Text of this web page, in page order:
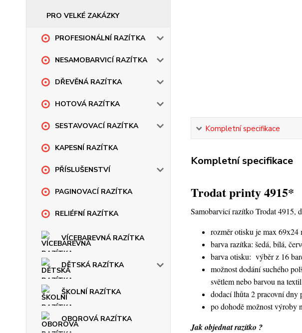
PRO VELKÉ ZAKÁZKY
PROFESIONÁLNÍ RAZÍTKA
NESAMOBARVICÍ RAZÍTKA
DŘEVĚNÁ RAZÍTKA
HOTOVÁ RAZÍTKA
SESTAVOVACÍ RAZÍTKA
KAPESNÍ RAZÍTKA
PŘÍSLUŠENSTVÍ
PAGINOVACÍ RAZÍTKA
RELIÉFNÍ RAZÍTKA
VÍCEBAREVNÁ RAZÍTKA
DĚTSKÁ RAZÍTKA
ŠKOLNÍ RAZÍTKA
OBOROVÁ RAZÍTKA
Kompletní specifikace
Kompletní specifikace
Trodat printy 4915*
Samobarvicí razítko Trodat 4915,
rozměr otisku je max 69x24
barva razítka: šedá, bílá,
barva otisku: výběr z 16
možnost dodání suchého
světlem nebo barvou na textil
dodací lhůta 2 pracovní dny
po dohodě možnost výroby
Jak objednat razítko ?